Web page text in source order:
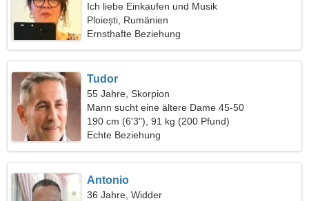
Ich liebe Einkaufen und Musik
Ploiești, Rumänien
Ernsthafte Beziehung
Tudor
55 Jahre, Skorpion
Mann sucht eine ältere Dame 45-50
190 cm (6'3"), 91 kg (200 Pfund)
Echte Beziehung
Antonio
36 Jahre, Widder